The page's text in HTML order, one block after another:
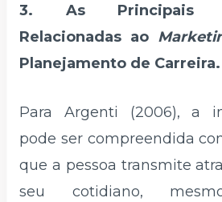
3. As Principais
Relacionadas ao
Planejamento de Carreira.
Para Argenti (2006), a
pode ser compreendida
que a pessoa transmite
seu cotidiano,